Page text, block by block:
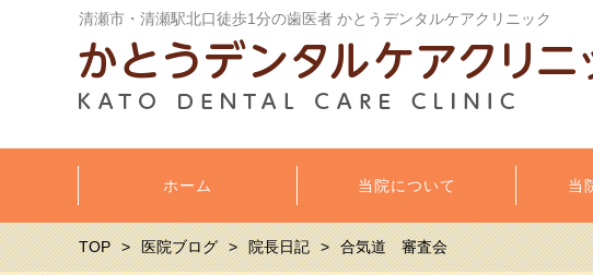
清瀬市・清瀬駅北口徒歩1分の歯医者 かとうデンタルケアクリニック
ホーム 当院について 当
TOP 医院ブログ 院長日記 合気道 審査会